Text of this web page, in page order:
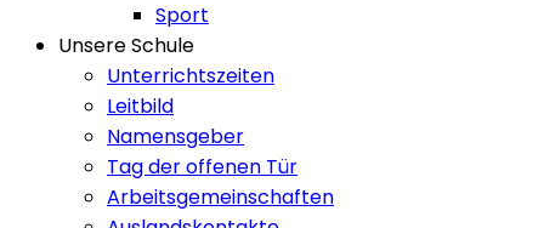
Sport
Unsere Schule
Unterrichtszeiten
Leitbild
Namensgeber
Tag der offenen Tür
Arbeitsgemeinschaften